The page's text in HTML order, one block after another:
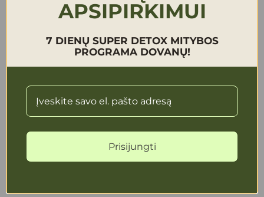
Darbo laikas: I-IV: 9:00-18:00
VI-VII: Nedirbame
padėsime Jums išsirinkti Jums tinkančius
APSIPIRKIMUI
7 DIENŲ SUPER DETOX MITYBOS
PROGRAMA DOVANŲ!
Prisijungti